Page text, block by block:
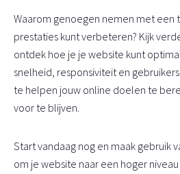
Waarom genoegen nemen met een
prestaties kunt verbeteren? Kijk
ontdek hoe je je website kunt
snelheid, responsiviteit en
te helpen jouw online doelen te
voor te blijven.
Start vandaag nog en maak gebruik
om je website naar een hoger